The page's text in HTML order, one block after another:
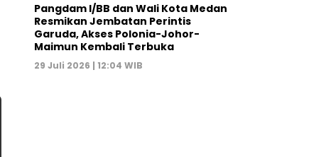
Pangdam I/BB dan Wali Kota Medan
Resmikan Jembatan Perintis
Garuda, Akses Polonia-Johor-
Maimun Kembali Terbuka
29 Juli 2026 | 12:04 WIB